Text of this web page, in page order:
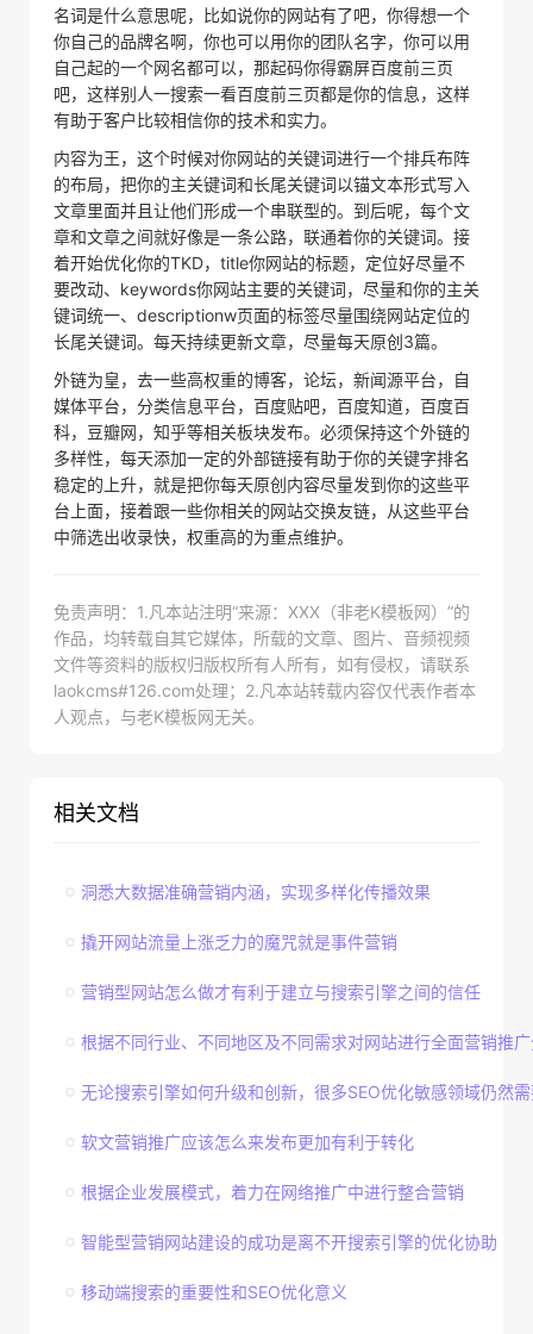
名词是什么意思呢，比如说你的网站有了吧，你得想一个
你自己的品牌名啊，你也可以用你的团队名字，你可以用
自己起的一个网名都可以，那起码你得霸屏百度前三页
吧，这样别人一搜索一看百度前三页都是你的信息，这样
有助于客户比较相信你的技术和实力。
内容为王，这个时候对你网站的关键词进行一个排兵布阵
的布局，把你的主关键词和长尾关键词以锚文本形式写入
文章里面并且让他们形成一个串联型的。到后呢，每个文
章和文章之间就好像是一条公路，联通着你的关键词。接
着开始优化你的TKD，title你网站的标题，定位好尽量不
要改动、keywords你网站主要的关键词，尽量和你的主关
键词统一、descriptionw页面的标签尽量围绕网站定位的
长尾关键词。每天持续更新文章，尽量每天原创3篇。
外链为皇，去一些高权重的博客，论坛，新闻源平台，自
媒体平台，分类信息平台，百度贴吧，百度知道，百度百
科，豆瓣网，知乎等相关板块发布。必须保持这个外链的
多样性，每天添加一定的外部链接有助于你的关键字排名
稳定的上升，就是把你每天原创内容尽量发到你的这些平
台上面，接着跟一些你相关的网站交换友链，从这些平台
中筛选出收录快，权重高的为重点维护。
免责声明：1.凡本站注明“来源：XXX（非老K模板网）”的
作品，均转载自其它媒体，所载的文章、图片、音频视频
文件等资料的版权归版权所有人所有，如有侵权，请联系
laokcms#126.com处理；2.凡本站转载内容仅代表作者本
人观点，与老K模板网无关。
相关文档
洞悉大数据准确营销内涵，实现多样化传播效果
撬开网站流量上涨乏力的魔咒就是事件营销
营销型网站怎么做才有利于建立与搜索引擎之间的信任
根据不同行业、不同地区及不同需求对网站进行全面营销推
无论搜索引擎如何升级和创新，很多SEO优化敏感领域仍然
软文营销推广应该怎么来发布更加有利于转化
根据企业发展模式，着力在网络推广中进行整合营销
智能型营销网站建设的成功是离不开搜索引擎的优化协助
移动端搜索的重要性和SEO优化意义